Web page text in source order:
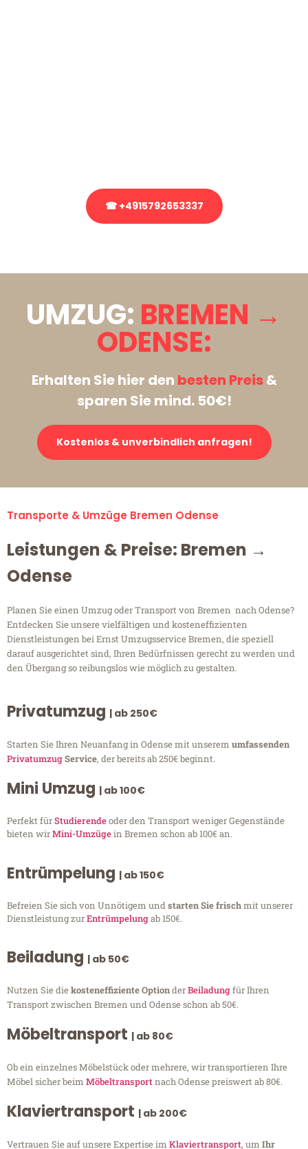
☎ +4915792653337
UMZUG: BREMEN →
ODENSE:
Erhalten Sie hier den besten Preis&
sparen Sie mind. 50€!
Kostenlos & unverbindlich anfragen!
Transporte & Umzüge Bremen Odense
Leistungen & Preise: Bremen →
Odense
Planen Sie einen Umzug oder Transport von Bremen nach Odense?
Entdecken Sie unsere vielfältigen und kosteneffizienten
Dienstleistungen bei Ernst Umzugsservice Bremen, die speziell
darauf ausgerichtet sind, Ihren Bedürfnissen gerecht zu werden und
den Übergang so reibungslos wie möglich zu gestalten.
Privatumzug | ab 250€
Starten Sie Ihren Neuanfang in Odense mit unserem umfassenden
PrivatumzugService, der bereits ab 250€ beginnt.
Mini Umzug | ab 100€
Perfekt fürStudierendeoder den Transport weniger Gegenstände
bieten wirMini-Umzügein Bremen schon ab 100€ an.
Entrümpelung | ab 150€
Befreien Sie sich von Unnötigem undstarten Sie frischmit unserer
Dienstleistung zurEntrümpelungab 150€.
Beiladung | ab 50€
Nutzen Sie diekosteneffiziente OptionderBeiladungfür Ihren
Transport zwischen Bremen und Odense schon ab 50€.
Möbeltransport | ab 80€
Ob ein einzelnes Möbelstück oder mehrere, wir transportieren Ihre
Möbel sicher beim Möbeltransportnach Odense preiswert ab 80€.
Klaviertransport | ab 200€
Vertrauen Sie auf unsere Expertise im Klaviertransport, um Ihr